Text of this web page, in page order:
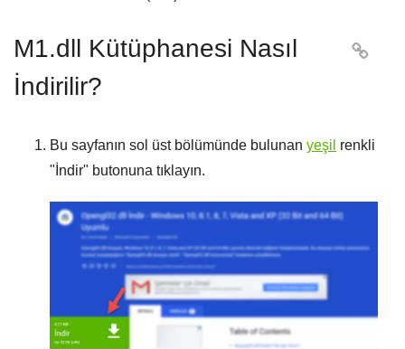
M1.dll Kütüphanesi Nasıl
İndirilir?

Bu sayfanın sol üst bölümünde bulunan yeşil renkli
" İndir" butonuna tıklayın.